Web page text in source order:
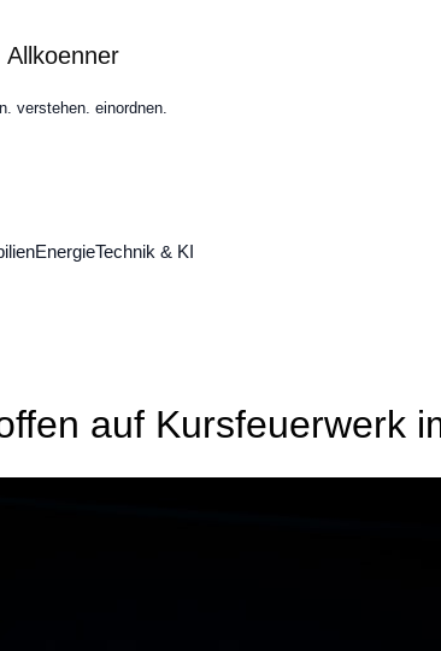
Allkoenner
verstehen. einordnen.
EnergieTechnik & KI
auf Kursfeuerwerk